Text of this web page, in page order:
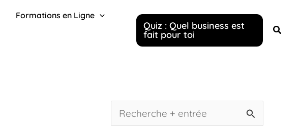
Formations en Ligne
Quiz : Quel business est
fait pour toi